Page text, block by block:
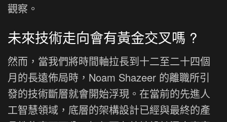
觀察。
未來技術走向會有黃金交叉嗎 ?
然而，當我們將時間軸拉長到十二至二十四個
月的長遠佈局時，Noam Shazeer 的離職所引
發的技術斷層就會開始浮現。在當前的先進人
工智慧領域，底層的架構設計已經與最終的產